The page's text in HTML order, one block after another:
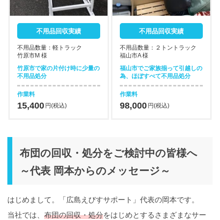
不用品回収実績
不用品数量：軽トラック
竹原市M 様
竹原市で家の片付け時に少量の
不用品処分
作業料
15,400 円(税込)
不用品回収実績
不用品数量：２トントラック
福山市A 様
福山市でご家族揃って引越しの
為、ほぼすべて不用品処分
作業料
98,000 円(税込)
布団の回収・処分をご検討中の皆様へ
～代表 岡本からのメッセージ～
はじめまして。「広島えびすサポート」代表の岡本です。
当社では、 布団の回収・処分をはじめとするさまざまなサー